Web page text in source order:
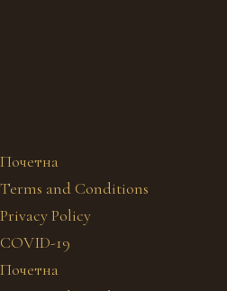
Почетна
Terms and Conditions
Privacy Policy
COVID-19
Почетна